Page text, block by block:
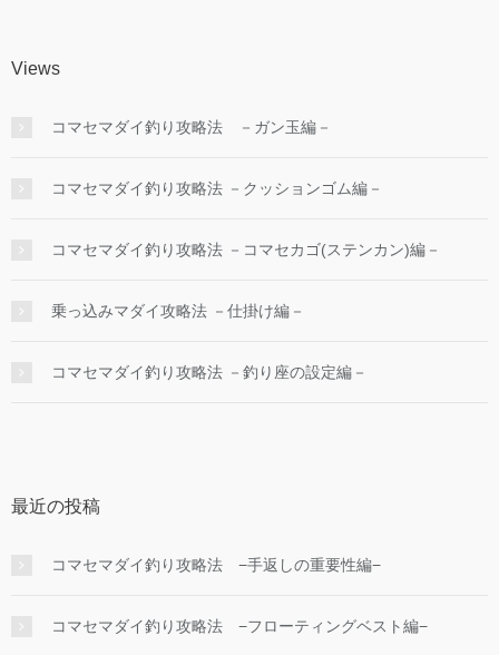
Views
コマセマダイ釣り攻略法 －ガン玉編－
コマセマダイ釣り攻略法 －クッションゴム編－
コマセマダイ釣り攻略法 －コマセカゴ(ステンカン)編－
乗っ込みマダイ攻略法 －仕掛け編－
コマセマダイ釣り攻略法 －釣り座の設定編－
最近の投稿
コマセマダイ釣り攻略法 −手返しの重要性編−
コマセマダイ釣り攻略法 −フローティングベスト編−